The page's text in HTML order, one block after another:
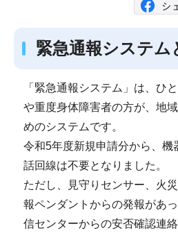
緊急通報システム
「緊急通報システム」は、ひ
や重度身体障害者の方が、地
めのシステムです。
令和5年度新規申請分から、機
話回線は不要となりました。
ただし、見守りセンサー、火
報ペンダントからの発報があ
信センターからの安否確認連